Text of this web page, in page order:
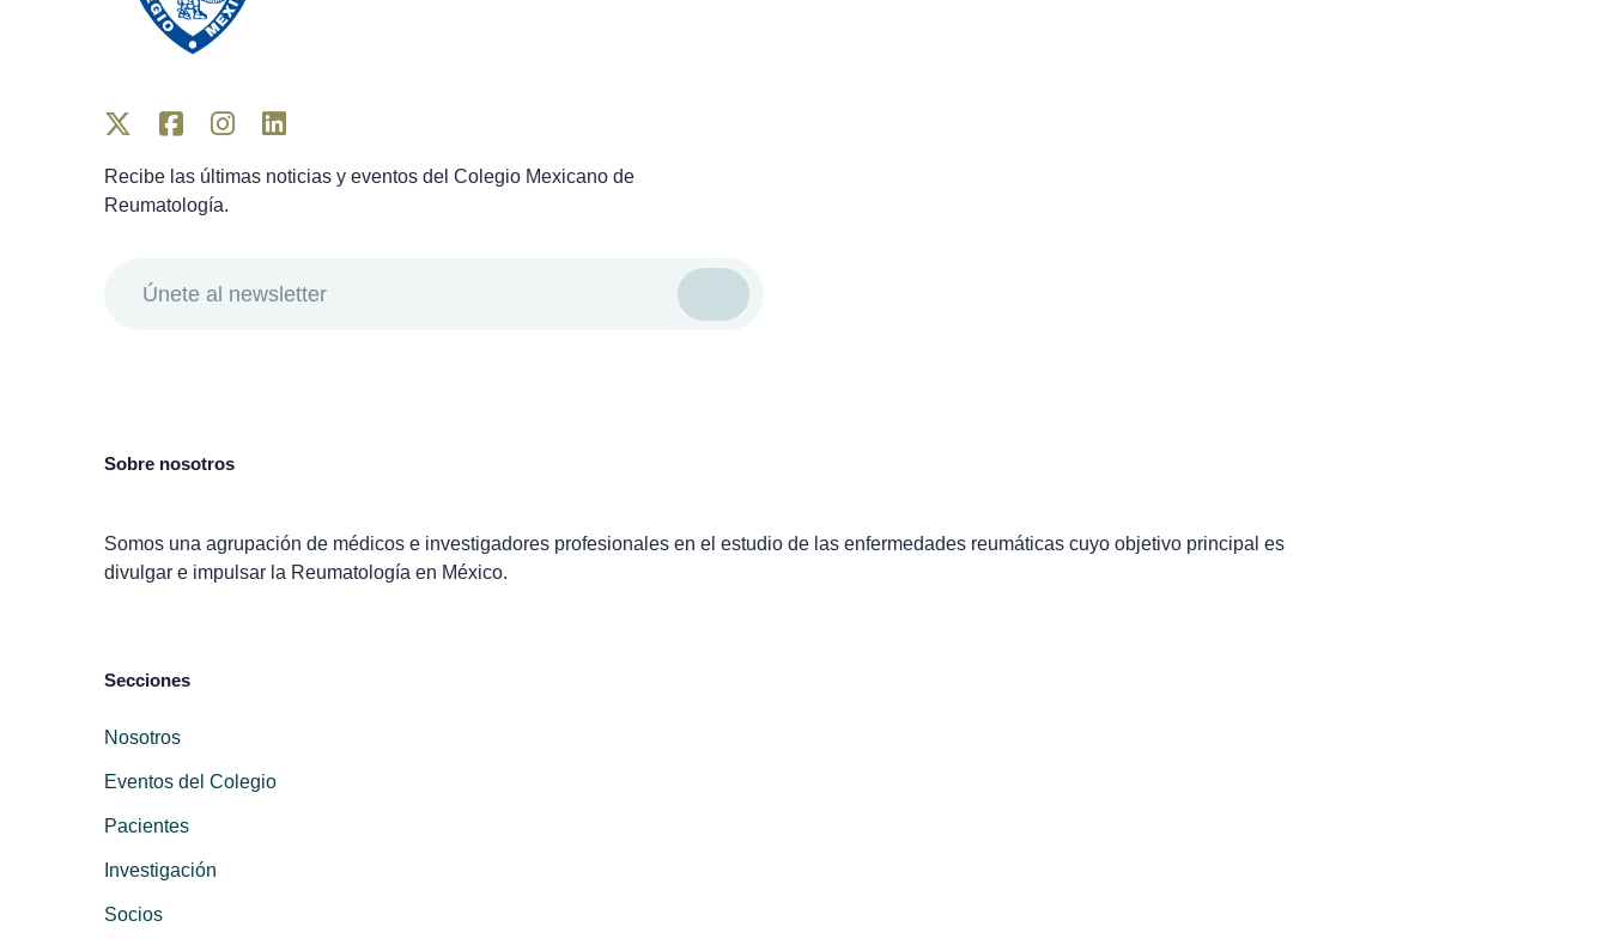
Recibe las últimas noticias y eventos del Colegio Mexicano de
Reumatología.
Sobre nosotros
Somos una agrupación de médicos e investigadores profesionales en el estudio de las enfermedades reumáticas cuyo objetivo principal es
divulgar e impulsar la Reumatología en México.
Secciones
Nosotros
Eventos del Colegio
Pacientes
Investigación
Socios